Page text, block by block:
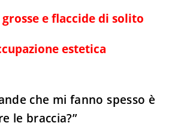
e flaccide di solito
estetica
che mi fanno spesso è
le braccia?”